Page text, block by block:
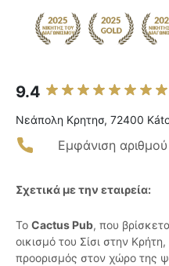
9.4
Νεάπολη Κρητησ, 72400
Εμφάνιση
Σχετικά με την εταιρεία:
Το Cactus Pub, που
οικισμό του Σίσι στην
προορισμός στον χώρο της